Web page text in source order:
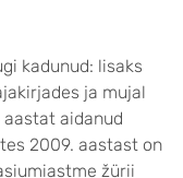
kadunud: lisaks
ja mujal
aastat aidanud
2009. aastast on
žürii